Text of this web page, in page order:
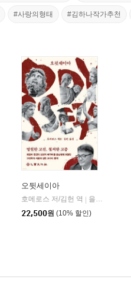
#사랑의형태 #김하나작가추천
오뒷세이아
호메로스 저/김헌 역
을유문화사
22,500원 (10% 할인)